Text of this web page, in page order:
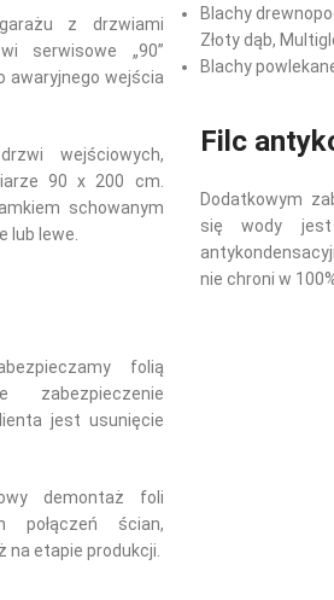
z drzwiami
serwisowe „90”
awaryjnego wejścia
wejściowych,
90 x 200 cm.
schowanym
lub lewe.
folią
jest usunięcie
demontaż foli
połączeń ścian,
etapie produkcji.
Blachy
Złoty dąb,
Blachy
Filc
Dodatkowym
się wody
nie chroni w